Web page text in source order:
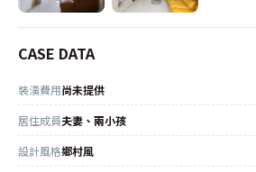
CASE DATA
裝潢費用尚未提供
居住成員夫妻、兩小孩
設計風格鄉村風